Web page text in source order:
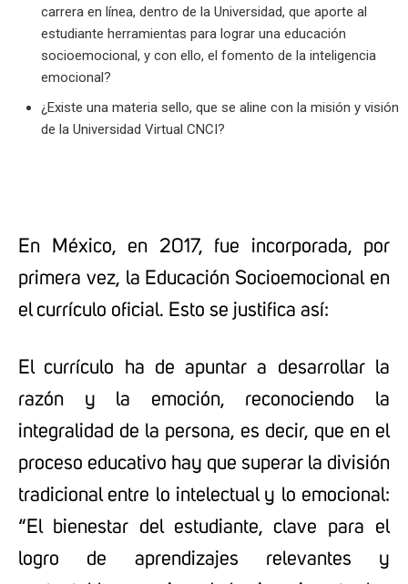
carrera en línea, dentro de la Universidad, que aporte al
estudiante herramientas para lograr una educación
socioemocional, y con ello, el fomento de la inteligencia
emocional?
¿Existe una materia sello, que se aline con la misión y visión
de la Universidad Virtual CNCI?
En México, en 2017, fue incorporada, por
primera vez, la Educación Socioemocional en
el currículo oficial. Esto se justifica así:
El currículo ha de apuntar a desarrollar la
razón y la emoción, reconociendo la
integralidad de la persona, es decir, que en el
proceso educativo hay que superar la división
tradicional entre lo intelectual y lo emocional:
“El bienestar del estudiante, clave para el
logro de aprendizajes relevantes y